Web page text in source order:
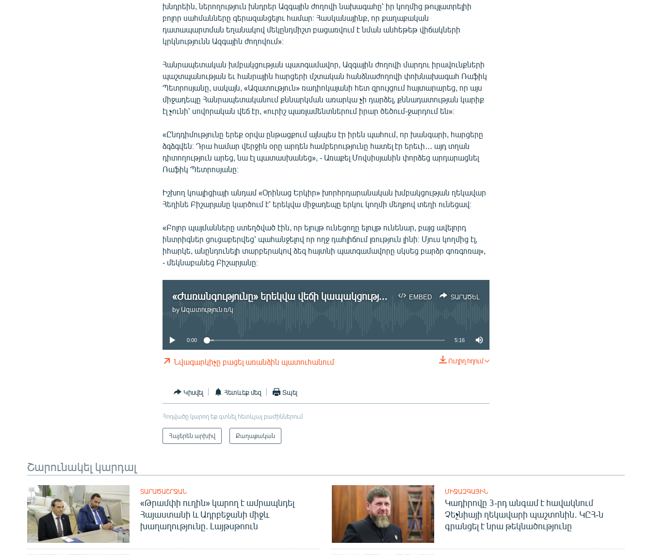
խնդրեին, ներողություն խնդրեր Ազգային ժողովի նախագահը՝ իր կողմից թույլատրելիի
բոլոր սահմանները գերազանցելու համար։ Հասկանայինք, որ քաղաքական
դատապարտման եղանակով մեկընդմիշտ բացառվում է նման անհեթեթ վիճակների
կրկնությունն Ազգային ժողովում»։
Հանրապետական խմբակցության պատգամավոր, Ազգային ժողովի մարդու իրավունքների
պաշտպանության եւ հանրային հարցերի մշտական հանձնաժողովի փոխնախագահ Ռաֆիկ
Պետրոսյանը, սակայն, «Ազատություն» ռադիոկայանի հետ զրույցում հայտարարեց, որ այս
միջադեպը Հանրապետականում քննարկման առարկա չի դարձել, քննադատության կարիք
էլ չունի՝ սովորական վեճ էր, «ուրիշ պառլամենտներում իրար ծեծում-ջարդում են»։
«Ընդդիմությունը երեք օրվա ընթացքում այնպես էր իրեն պահում, որ խանգարի, հարցերը
ձգձգվեն։ Դրա համար վերջին օրը արդեն համբերությունը հատել էր երեւի․․․ այդ տղան
դիտողություն արեց, նա էլ պատասխանեց», - Առաքել Մովսիսյանին փորձեց արդարացնել
Ռաֆիկ Պետրոսյանը։
Իշխող կոալիցիայի անդամ «Օրինաց Երկիր» խորհրդարանական խմբակցության ղեկավար
Հեղինե Բիշարյանը կարծում է՝ երեկվա միջադեպը երկու կողմի մեղքով տեղի ունեցավ։
«Բոլոր պայմանները ստեղծված էին, որ ելույթ ունեցողը ելույթ ունենար, բայց ավելորդ
ինտրիգներ ցուցաբերվեց՝ պահանջելով որ ողջ դահլիճում լռություն լինի։ Մյուս կողմից էլ,
իհարկե, անընդունելի տարբերակով ձեզ հայտնի պատգամավորը սկսեց բարձր գոռգոռալ»,
- մեկնաբանեց Բիշարյանը։
EMBED ՏԱՐԱԾԵԼ
«Ժառանգությունը» երեկվա վեճի կապակցությամբ դատարան չի դիմի
by Ազատություն ռ/կ
ՏԱՐԱԾԵԼ
0:00 5:16
Ուղիղ հղում
Նվագարկիչը բացել առանձին պատուհանում
Կիսվել Հետևեք մեզ Տպել
Հոդվածը կարող եք գտնել հետևյալ բաժիններում
Հայերեն արխիվ Քաղաքական
Շարունակել կարդալ
ՏԱՐԱԾԱՇՐՋԱՆ
«Թրամփի ուղին» կարող է ամրապնդել
Հայաստանի և Ադրբեջանի միջև
խաղաղությունը. Լայթսթոուն
ՄԻՋԱԶԳԱՅԻՆ
Կադիրովը 3-րդ անգամ է հավակնում
Չեչնիայի ղեկավարի պաշտոնին․ ԿԸՀ-ն
գրանցել է նրա թեկնածությունը